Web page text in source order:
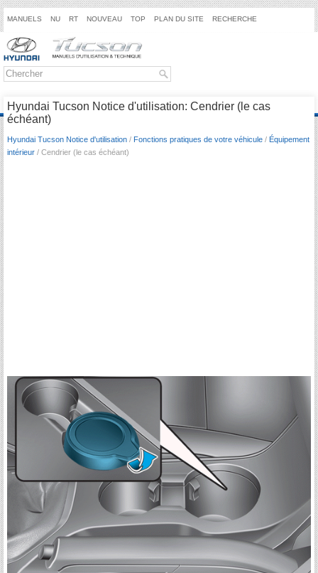
MANUELS NU RT NOUVEAU TOP PLAN DU SITE RECHERCHE
Hyundai Tucson Notice d'utilisation: Cendrier (le cas
échéant)
Hyundai Tucson Notice d'utilisation / Fonctions pratiques de votre véhicule / Équipement
intérieur / Cendrier (le cas échéant)